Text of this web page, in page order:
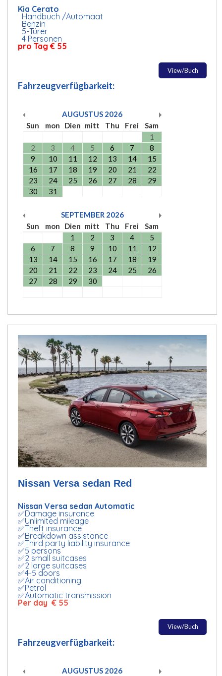
Kia Cerato
Handbuch /Automaat
Benzin
5-Türer
4 Personen
pro Tag € 55
View/Buch
Fahrzeugverfügbarkeit:
AUGUSTUS 2026
Sun
mon Dien mitt Thu Frei
Sam
1
2
3 4 5 6 7
8
9
10 11 12 13 14
15
16
17 18 19 20 21
22
23
24 25 26 27 28
29
30
31
SEPTEMBER 2026
Sun
mon Dien mitt Thu Frei
Sam
1
2 3 4
5
6
7 8 9 10 11
12
13
14 15 16 17 18
19
20
21 22 23 24 25
26
27
28 29 30
Nissan Versa sedan Red
Nissan Versa sedan Automatic
✅Damage insurance
✅Unlimited mileage
✅Theft insurance
✅Breakdown assistance
✅Third party liability insurance
✅5 persons
✅2 small suitcases
✅2 large suitcases
✅4-5 doors
✅Air conditioning
✅Petrol
✅Automatic transmission
Per day € 55
View/Buch
Fahrzeugverfügbarkeit:
AUGUSTUS 2026